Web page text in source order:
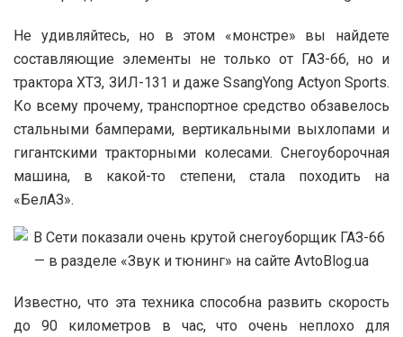
Не удивляйтесь, но в этом «монстре» вы найдете
составляющие элементы не только от ГАЗ-66, но и
трактора ХТЗ, ЗИЛ-131 и даже SsangYong Actyon Sports.
Ко всему прочему, транспортное средство обзавелось
стальными бамперами, вертикальными выхлопами и
гигантскими тракторными колесами. Снегоуборочная
машина, в какой-то степени, стала походить на
«БелАЗ».
Известно, что эта техника способна развить скорость
до 90 километров в час, что очень неплохо для